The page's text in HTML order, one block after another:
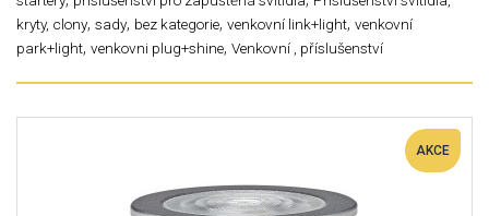
kryty, clony, sady, bez kategorie, venkovní link+light, venkovní
park+light, venkovni plug+shine, Venkovní , příslušenství
AKCE